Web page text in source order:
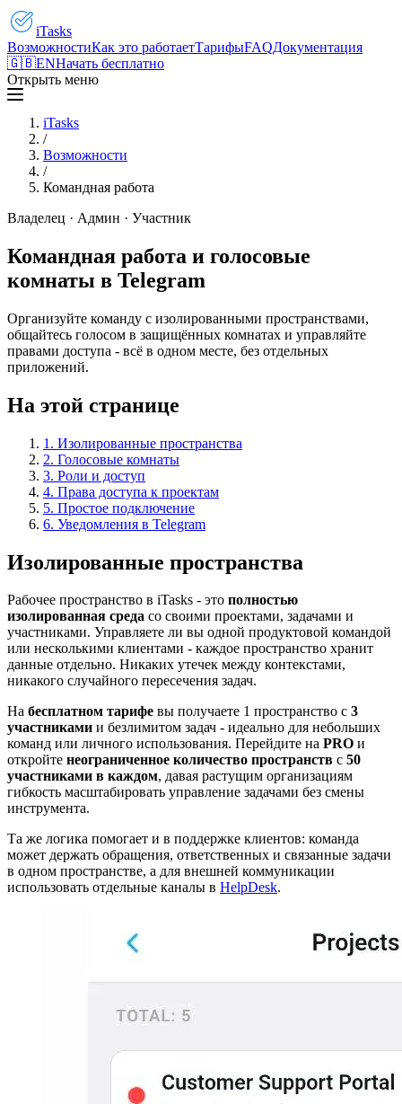
iTasks
ВозможностиКак это работаетТарифыFAQДокументация
🇬🇧ENНачать бесплатно
Открыть меню
iTasks
/
Возможности
/
Командная работа
Владелец · Админ · Участник
Командная работа и голосовые
комнаты в Telegram
Организуйте команду с изолированными пространствами,
общайтесь голосом в защищённых комнатах и управляйте
правами доступа - всё в одном месте, без отдельных
приложений.
На этой странице
1. Изолированные пространства
2. Голосовые комнаты
3. Роли и доступ
4. Права доступа к проектам
5. Простое подключение
6. Уведомления в Telegram
Изолированные пространства
Рабочее пространство в iTasks - это полностью
изолированная среда со своими проектами, задачами и
участниками. Управляете ли вы одной продуктовой командой
или несколькими клиентами - каждое пространство хранит
данные отдельно. Никаких утечек между контекстами,
никакого случайного пересечения задач.
На бесплатном тарифе вы получаете 1 пространство с 3
участниками и безлимитом задач - идеально для небольших
команд или личного использования. Перейдите на PRO и
откройте неограниченное количество пространств с 50
участниками в каждом, давая растущим организациям
гибкость масштабировать управление задачами без смены
инструмента.
Та же логика помогает и в поддержке клиентов: команда
может держать обращения, ответственных и связанные задачи
в одном пространстве, а для внешней коммуникации
использовать отдельные каналы в HelpDesk.